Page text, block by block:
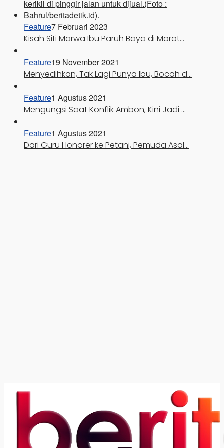
Feature7 Februari 2023
Kisah Siti Marwa Ibu Paruh Baya di Morot…
Feature19 November 2021
Menyedihkan, Tak Lagi Punya Ibu, Bocah d…
Feature1 Agustus 2021
Mengungsi Saat Konflik Ambon, Kini Jadi …
Feature1 Agustus 2021
Dari Guru Honorer ke Petani, Pemuda Asal…